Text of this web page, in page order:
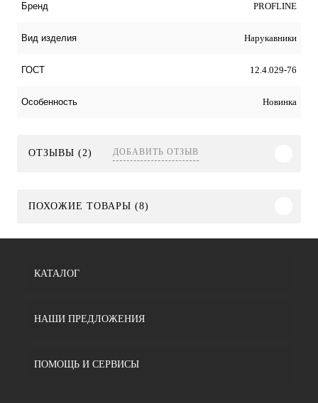
Бренд PROFLINE
Вид изделия Нарукавники
ГОСТ 12.4.029-76
Особенность Новинка
ОТЗЫВЫ (2) ДОБАВИТЬ ОТЗЫВ
ПОХОЖИЕ ТОВАРЫ (8)
КАТАЛОГ
НАШИ ПРЕДЛОЖЕНИЯ
ПОМОЩЬ И СЕРВИСЫ